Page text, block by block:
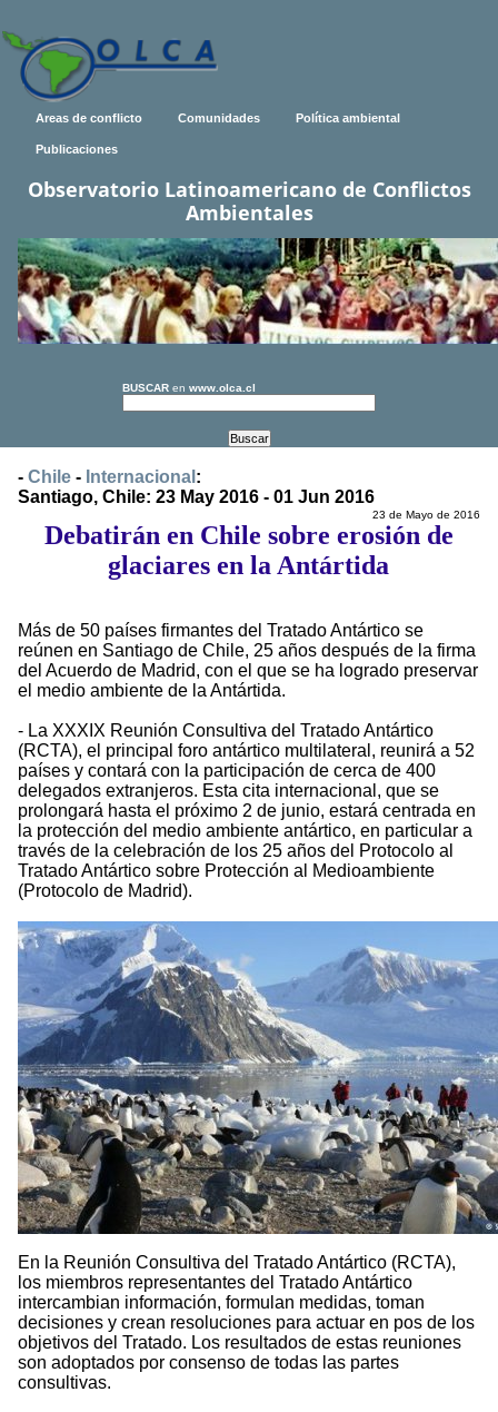
Areas de conflicto Comunidades Política ambiental
Publicaciones
Observatorio Latinoamericano de Conflictos
Ambientales
BUSCAR en www.olca.cl
- Chile - Internacional :
Santiago, Chile: 23 May 2016 - 01 Jun 2016
23 de Mayo de 2016
Debatirán en Chile sobre erosión de
glaciares en la Antártida
Más de 50 países firmantes del Tratado Antártico se
reúnen en Santiago de Chile, 25 años después de la firma
del Acuerdo de Madrid, con el que se ha logrado preservar
el medio ambiente de la Antártida.
- La XXXIX Reunión Consultiva del Tratado Antártico
(RCTA), el principal foro antártico multilateral, reunirá a 52
países y contará con la participación de cerca de 400
delegados extranjeros. Esta cita internacional, que se
prolongará hasta el próximo 2 de junio, estará centrada en
la protección del medio ambiente antártico, en particular a
través de la celebración de los 25 años del Protocolo al
Tratado Antártico sobre Protección al Medioambiente
(Protocolo de Madrid).
En la Reunión Consultiva del Tratado Antártico (RCTA),
los miembros representantes del Tratado Antártico
intercambian información, formulan medidas, toman
decisiones y crean resoluciones para actuar en pos de los
objetivos del Tratado. Los resultados de estas reuniones
son adoptados por consenso de todas las partes
consultivas.